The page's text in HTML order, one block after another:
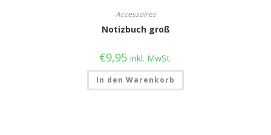
Accessoires
Notizbuch groß
€9,95 inkl. MwSt.
In den Warenkorb